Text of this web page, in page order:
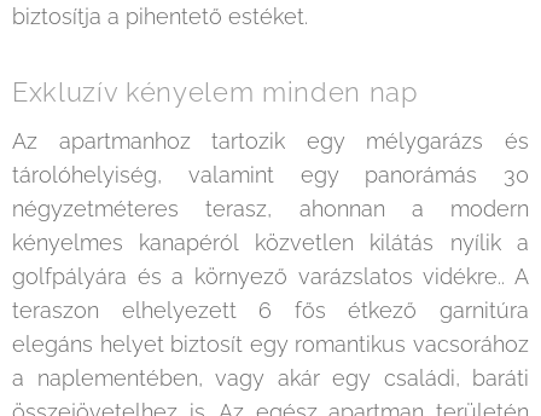
biztosítja a pihentető estéket.
Exkluzív kényelem minden nap
Az apartmanhoz tartozik egy mélygarázs és
tárolóhelyiség, valamint egy panorámás 30
négyzetméteres terasz, ahonnan a modern
kényelmes kanapéról közvetlen kilátás nyílik a
golfpályára és a környező varázslatos vidékre.. A
teraszon elhelyezett 6 fős étkező garnitúra
elegáns helyet biztosít egy romantikus vacsorához
a naplementében, vagy akár egy családi, baráti